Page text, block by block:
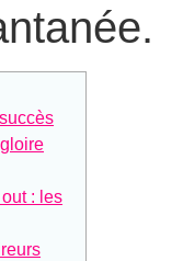
out : les